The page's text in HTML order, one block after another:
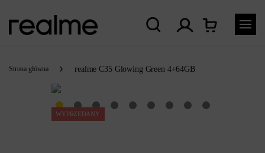
Strona główna realme C35 Glowing Green 4+64GB
WYPRZEDANY